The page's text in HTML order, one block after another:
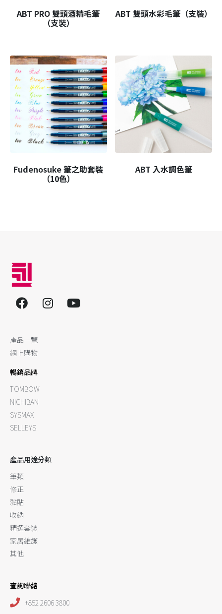
ABT PRO 雙頭酒精毛筆
（支裝）
ABT 雙頭水彩毛筆（支裝）
Fudenosuke 筆之助套裝
（10色）
ABT 入水調色筆
產品一覽
網上購物
暢銷品牌
TOMBOW
NICHIBAN
SYSMAX
SELLEYS
產品用途分類
筆類
修正
黏貼
收納
精選套裝
家居維護
其他
查詢聯絡
+852 2606 3800